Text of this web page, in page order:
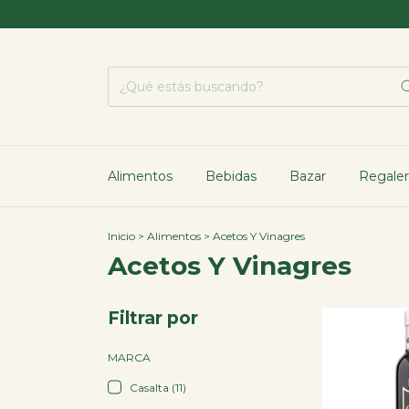
Alimentos Bebidas Bazar
Inicio > Alimentos > Acetos Y Vinagres
Acetos Y Vinagres
Filtrar por
MARCA
Casalta (11)